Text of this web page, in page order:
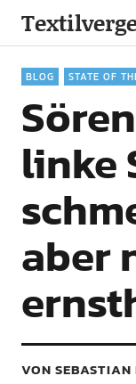
BLOG STATE OF
linke
aber
VON SEBASTIAN